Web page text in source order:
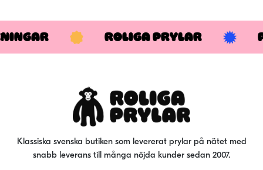
ROLIGA PRYLAR
Klassiska svenska butiken som levererat prylar på nätet med
snabb leverans till många nöjda kunder sedan 2007.